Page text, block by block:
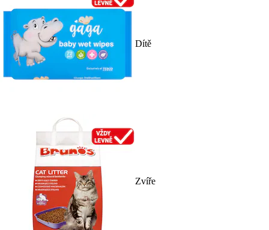
Dítě
Zvíře